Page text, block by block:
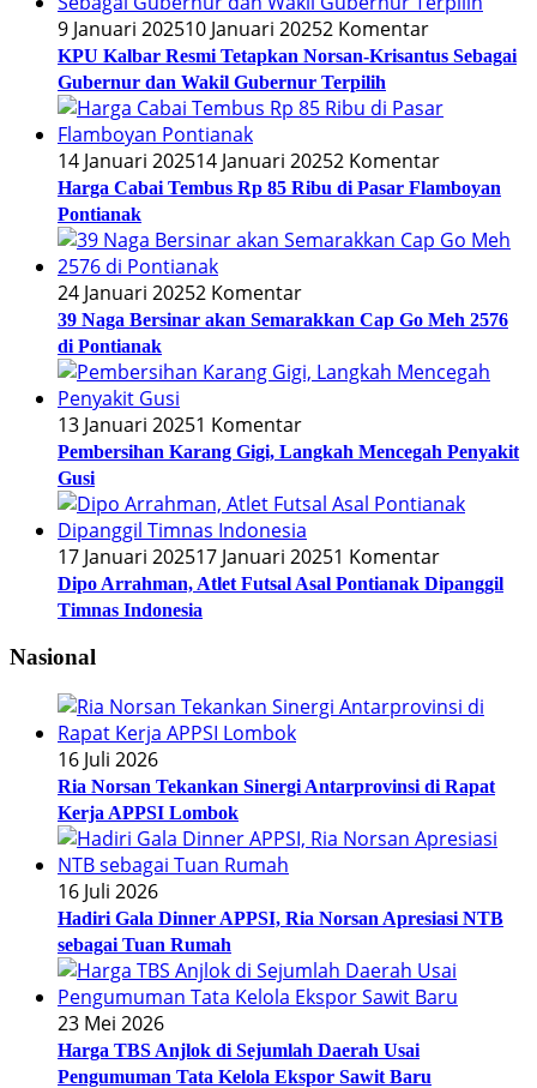
9 Januari 202510 Januari 20252 Komentar
KPU Kalbar Resmi Tetapkan Norsan-Krisantus Sebagai
Gubernur dan Wakil Gubernur Terpilih
14 Januari 202514 Januari 20252 Komentar
Harga Cabai Tembus Rp 85 Ribu di Pasar Flamboyan
Pontianak
24 Januari 20252 Komentar
39 Naga Bersinar akan Semarakkan Cap Go Meh 2576
di Pontianak
13 Januari 20251 Komentar
Pembersihan Karang Gigi, Langkah Mencegah Penyakit
Gusi
17 Januari 202517 Januari 20251 Komentar
Dipo Arrahman, Atlet Futsal Asal Pontianak Dipanggil
Timnas Indonesia
Nasional
16 Juli 2026
Ria Norsan Tekankan Sinergi Antarprovinsi di Rapat
Kerja APPSI Lombok
16 Juli 2026
Hadiri Gala Dinner APPSI, Ria Norsan Apresiasi NTB
sebagai Tuan Rumah
23 Mei 2026
Harga TBS Anjlok di Sejumlah Daerah Usai
Pengumuman Tata Kelola Ekspor Sawit Baru